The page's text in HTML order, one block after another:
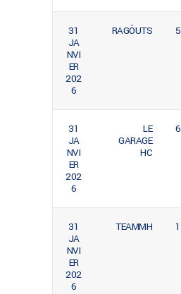
31
JA
NVI
ER
202
6
RAGÔUTS
31
JA
NVI
ER
202
6
LE
GARAGE
HC
31
JA
NVI
ER
202
6
TEAMMH